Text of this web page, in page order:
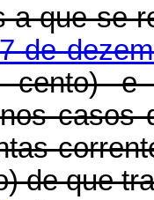
a que se
de
cento) e
casos
de que